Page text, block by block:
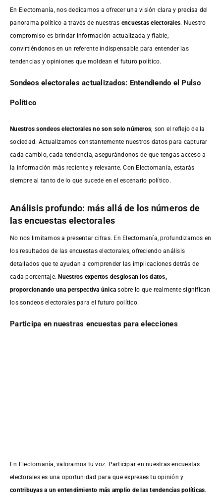
En Electomanía, nos dedicamos a ofrecer una visión clara y precisa del
panorama político a través de nuestras encuestas electorales. Nuestro
compromiso es brindar información actualizada y fiable,
convirtiéndonos en un referente indispensable para entender las
tendencias y opiniones que moldean el futuro político.
Sondeos electorales actualizados: Entendiendo el Pulso
Político
Nuestros sondeos electorales no son solo números; son el reflejo de la
sociedad. Actualizamos constantemente nuestros datos para capturar
cada cambio, cada tendencia, asegurándonos de que tengas acceso a
la información más reciente y relevante. Con Electomanía, estarás
siempre al tanto de lo que sucede en el escenario político.
Análisis profundo: más allá de los números de
las encuestas electorales
No nos limitamos a presentar cifras. En Electomanía, profundizamos en
los resultados de las encuestas electorales, ofreciendo análisis
detallados que te ayudan a comprender las implicaciones detrás de
cada porcentaje.Nuestros expertos desglosan los datos,
proporcionando una perspectiva única sobre lo que realmente significan
los sondeos electorales para el futuro político.
Participa en nuestras encuestas para elecciones
En Electomanía, valoramos tu voz. Participar en nuestras encuestas
electorales es una oportunidad para que expreses tu opinión y
contribuyas a un entendimiento más amplio de las tendencias políticas.